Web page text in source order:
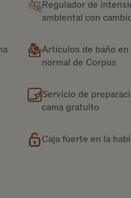
Regulador de
ambiental con
Artículos de baño en
normal de Corpus
Servicio de
cama gratuito
Caja fuerte en la